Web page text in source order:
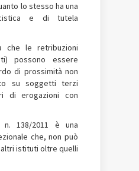
lo stesso ha una
e di tutela
che le retribuzioni
possono essere
di prossimità non
su soggetti terzi
di erogazioni con
n. 138/2011 è una
che, non può
istituti oltre quelli